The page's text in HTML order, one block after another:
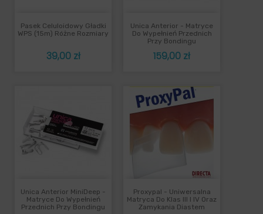
Pasek Celuloidowy Gładki
WPS (15m) Różne Rozmiary
Cena
39,00 zł
Unica Anterior - Matryce
Do Wypełnień Przednich
Przy Bondingu
Cena
159,00 zł
Unica Anterior MiniDeep -
Matryce Do Wypełnień
Przednich Przy Bondingu
Proxypal - Uniwersalna
Matryca Do Klas III I IV Oraz
Zamykania Diastem